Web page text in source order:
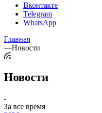
Вконтакте
Telegram
WhatsApp
Главная
—Новости
Новости
За все время